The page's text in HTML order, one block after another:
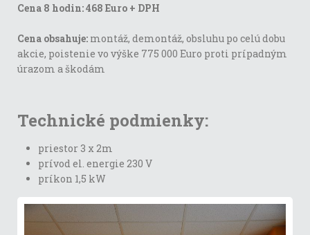
Cena 8 hodin: 468 Euro + DPH
Cena obsahuje: montáž, demontáž, obsluhu po celú dobu
akcie, poistenie vo výške 775 000 Euro proti prípadným
úrazom a škodám
Technické podmienky:
priestor 3 x 2m
prívod el. energie 230 V
príkon 1,5 kW